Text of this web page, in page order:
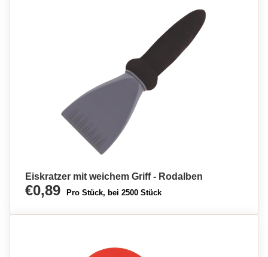
Eiskratzer mit weichem Griff - Rodalben
€0,89 Pro Stück, bei 2500 Stück